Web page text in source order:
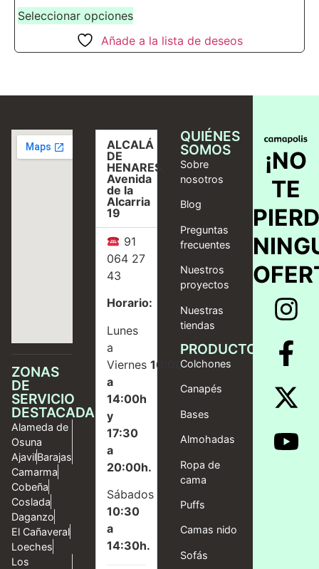
Seleccionar opciones
Añade a la lista de deseos
ZONAS
DE
SERVICIO
DESTACADAS
Alameda de
Osuna
AjavilBarajas
Camarma
Cobeña
Coslada
Daganzo
El Cañaveral
Loeches
Los
ALCALÁ
DE
HENARES,
Avenida
de la
Alcarria
19
91
064 27
43
Horario:
Lunes
a
Viernes10:00
a
14:00h
y
17:30
a
20:00h.
Sábados
10:30
a
14:30h.
QUIÉNES
SOMOS
Sobre
nosotros
Blog
Preguntas
frecuentes
Nuestros
proyectos
Nuestras
tiendas
PRODUCTOS
Colchones
Canapés
Bases
Almohadas
Ropa de
cama
Puffs
Camas nido
Sofás
¡NO
TE